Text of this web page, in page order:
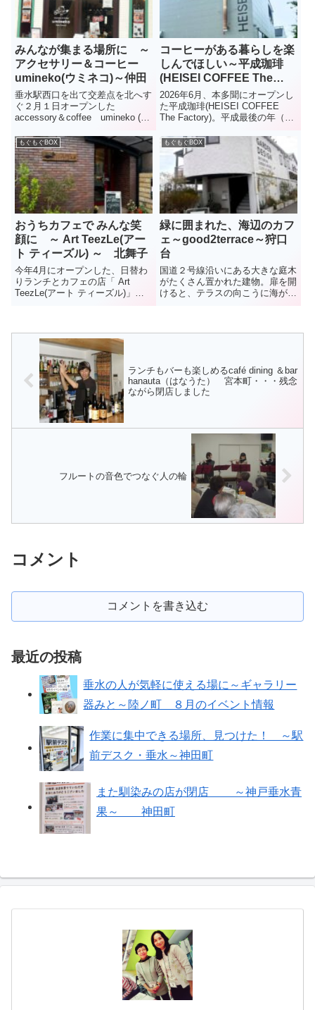
みんなが集まる場所に ～
アクセサリー＆コーヒー
umineko(ウミネコ)～仲田
垂水駅西口を出て交差点を北へす
ぐ２月１日オープンした
accessory＆coffee umineko (う
で生豆から焙煎技術を学び、オリ
ジナルブレンドを作る夫。アクセ
サリー作りが得意な妻。うみねこ
は、そんな2人...
コーヒーがある暮らしを楽
しんでほしい～平成珈琲
(HEISEI COFFEE The
Factory)～本多聞
2026年6月、本多聞にオープンし
た平成珈琲(HEISEI COFFEE
The Factory)。平成最後の年（
店。「珈琲文化を根付かせるのに
ふさわしい場所」として垂水区に
移転してきた。2階には、淹れた
て...
もぐもぐBOX
おうちカフェで みんな笑
顔に ～ Art TeezLe(アー
ト ティーズル) ～ 北舞子
今年4月にオープンした、日替わ
りランチとカフェの店「 Art
TeezLe(アート ティーズル)」。
ーズルは、ハリネズミのような姿
をした「生きる楽しみ...
もぐもぐBOX
緑に囲まれた、海辺のカフ
ェ～good2terrace～狩口
台
国道２号線沿いにある大きな庭木
がたくさん置かれた建物。扉を開
けると、テラスの向こうに海が広
ランチもバーも楽しめるcafé dining ＆bar
hanauta（はなうた） 宮本町・・・残念
ながら閉店しました
フルートの音色でつなぐ人の輪
コメント
コメントを書き込む
最近の投稿
垂水の人が気軽に使える場に～ギャラリー
器みと～陸ノ町 ８月のイベント情報
作業に集中できる場所、見つけた！ ～駅
前デスク・垂水～神田町
また馴染みの店が閉店 ～神戸垂水青
果～ 神田町